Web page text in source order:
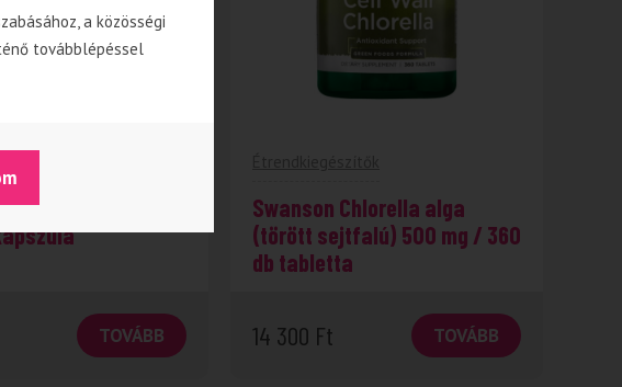
liponsav 600
TOVÁBB
Swanson Chlorella alga
(törött sejtfalú) 500 mg / 360
db tabletta
14 300 Ft TOVÁBB
a közösségi
továbblépéssel